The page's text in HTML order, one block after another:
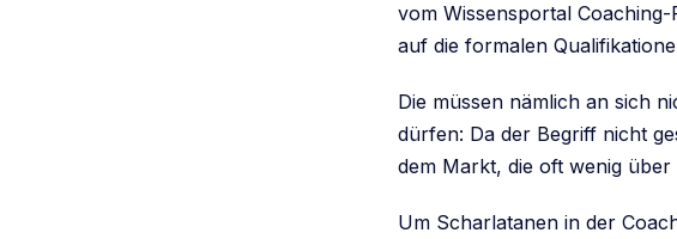
vom Wissensportal
auf die formalen
Die müssen nämlich an sich
dürfen: Da der Begriff nicht
dem Markt, die oft wenig
Um Scharlatanen in der